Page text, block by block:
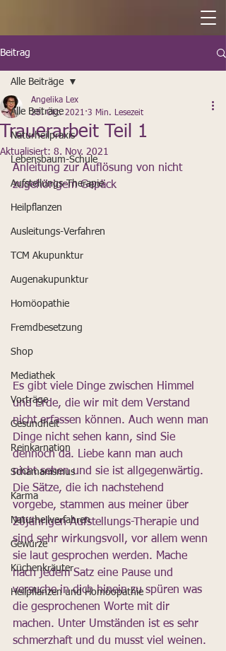
Beitrag
Alle Beiträge
Naturheilpraxis
Lebensbaum-Schule
Aufstellungs-Therapie
Heilpflanzen
Ausleitungs-Verfahren
TCM Akupunktur
Augenakupunktur
Homöopathie
Fremdbesetzung
Shop
Mediathek
Vorträge
Gesundheit
Reinkarnation
Schamanismus
Karma
Naturheilverfahren
Gewürze
Küchenkräuter
Heilpflanzen und Homöopathie
Alle Beiträge
Trauerarbeit Teil 1
Angelika Lex
28. Okt. 2021 3 Min. Lesezeit
Aktualisiert: 8. Nov. 2021
Anleitung zur Auflösung von nicht
zugehörigem Gepäck
Es gibt viele Dinge zwischen Himmel
und Erde, die wir mit dem Verstand
nicht erfassen können. Auch wenn man
Dinge nicht sehen kann, sind Sie
dennoch da. Liebe kann man auch
nicht sehen und sie ist allgegenwärtig.
Die Sätze, die ich nachstehend
vorgebe, stammen aus meiner über
20jährigen Aufstellungs-Therapie und
sind sehr wirkungsvoll, vor allem wenn
sie laut gesprochen werden. Mache
nach jedem Satz eine Pause und
versuche in dich hinein zu spüren was
die gesprochenen Worte mit dir
machen. Unter Umständen ist es sehr
schmerzhaft und du musst viel weinen.